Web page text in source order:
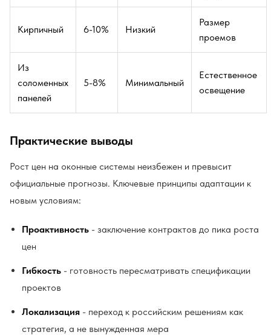
Кирпичный 6-10% Низкий
Размер
проемов
Из
соломенных
панелей
5-8% Минимальный
Естественное
освещение
Практические выводы
Рост цен на оконные системы неизбежен и превысит
официальные прогнозы. Ключевые принципы адаптации к
новым условиям:
Проактивность - заключение контрактов до пика роста
цен
Гибкость - готовность пересматривать спецификации
проектов
Локализация - переход к российским решениям как
стратегия, а не вынужденная мера